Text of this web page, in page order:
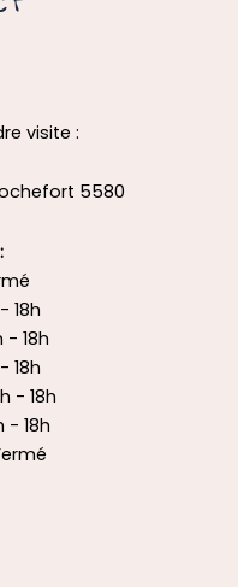
visite :
5580
18h
- 18h
18h
- 18h
- 18h